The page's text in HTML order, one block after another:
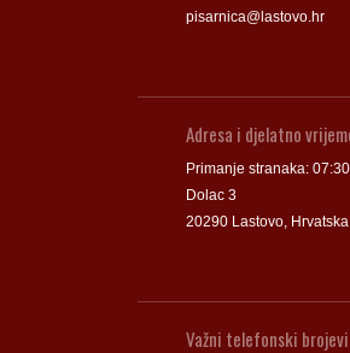
pisarnica@lastovo.hr
Adresa i djelatno
Primanje stranaka:
Dolac 3
20290 Lastovo, Hrvatska
Važni telefonski brojevi